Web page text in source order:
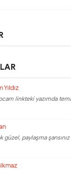
Yıldız
linkteki yazımda
güzel, paylaşma